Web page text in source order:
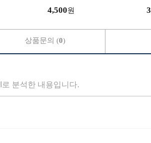
4,500원
분석한 내용입니다.
상품문의 (0)